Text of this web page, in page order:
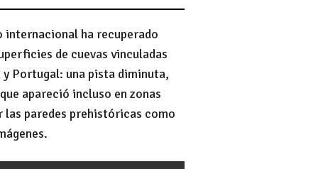
internacional ha recuperado
de cuevas vinculadas
Portugal: una pista diminuta,
apareció incluso en zonas
paredes prehistóricas como